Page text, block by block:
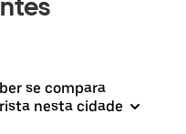
se compara
nesta cidade